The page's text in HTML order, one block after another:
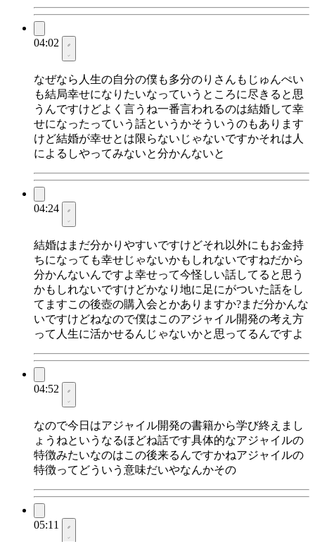
04:02
なぜなら人生の自分の僕も多分のりさんもじゅんぺい
も結局幸せになりたいなっていうところに尽きると思
うんですけどよく言うね一番言われるのは結婚して幸
せになったっていう話というかそういうのもあります
けど結婚が幸せとは限らないじゃないですかそれは人
によるしやってみないと分かんないと
04:24
結婚はまだ分かりやすいですけどそれ以外にもお金持
ちになっても幸せじゃないかもしれないですねだから
分かんないんですよ幸せって今怪しい話してると思う
かもしれないですけどかなり地に足にがついた話をし
てますこの後壺の購入会とかありますか?まだ分かんな
いですけどねなので僕はこのアジャイル開発の考え方
って人生に活かせるんじゃないかと思ってるんですよ
04:52
なので今日はアジャイル開発の書籍から学び終えまし
ょうねというなるほどね話です具体的なアジャイルの
特徴みたいなのはこの後来るんですかねアジャイルの
特徴ってどういう意味だいやなんかその
05:11